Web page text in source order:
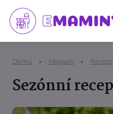
Domů Magazín
Sezónní